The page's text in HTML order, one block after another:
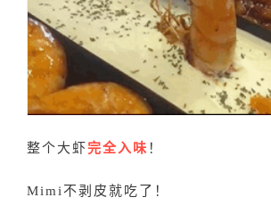
整个大虾完全入味 ！
Mimi不剥皮就吃了！